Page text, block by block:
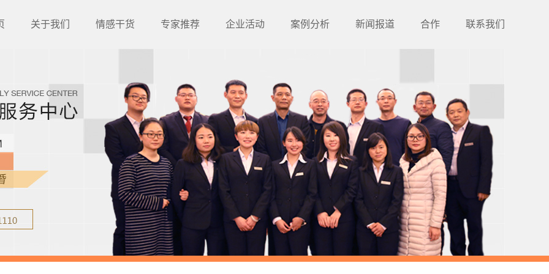
关于我们 情感干货 专家推荐 企业活动 案例分析 新闻报道 合作 联系我们